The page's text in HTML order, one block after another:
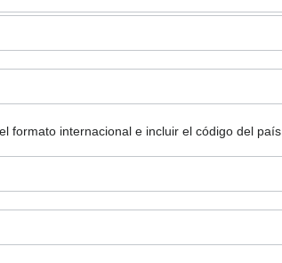
formato internacional e incluir el código del país.